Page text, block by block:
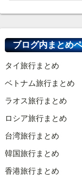
ブログ内まとめ
タイ旅行まとめ
ベトナム旅行まとめ
ラオス旅行まとめ
ロシア旅行まとめ
台湾旅行まとめ
韓国旅行まとめ
香港旅行まとめ